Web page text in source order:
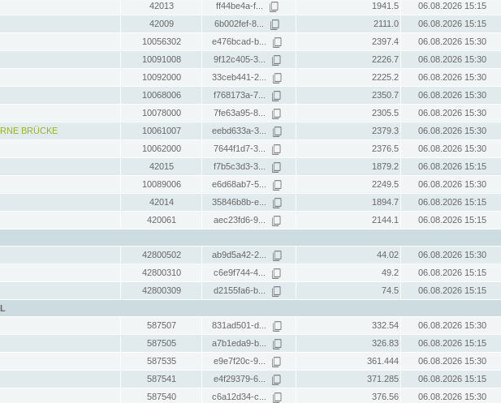
42013 ff44be4a-f... 1941.5
06.08.2026 15:15
42009 6b002fef-8... 2111.0
06.08.2026 15:15
10056302 e476bcad-b... 2397.4
06.08.2026 15:30
10091008 9f12c405-3... 2226.7
06.08.2026 15:30
10092000 33ceb441-2... 2225.2
06.08.2026 15:30
10068006 f768173a-7... 2350.7
06.08.2026 15:30
10078000 7fe63a95-8... 2305.5
06.08.2026 15:30
BRÜCKE
10061007 eebd633a-3... 2379.3
06.08.2026 15:30
10062000 7644f1d7-3... 2376.5
06.08.2026 15:30
42015 f7b5c3d3-3... 1879.2
06.08.2026 15:15
10089006 e6d68ab7-5... 2249.5
06.08.2026 15:30
42014 35846b8b-e... 1894.7
06.08.2026 15:15
420061 aec23fd6-9... 2144.1
06.08.2026 15:15
42800502 ab9d5a42-2... 44.02
06.08.2026 15:30
42800310 c6e9f744-4... 49.2
06.08.2026 15:15
42800309 d2155fa6-b... 74.5
06.08.2026 15:15
587507 831ad501-d... 332.54
06.08.2026 15:30
587505 a7b1eda9-b... 326.83
06.08.2026 15:15
587535 e9e7f20c-9... 361.444
06.08.2026 15:30
587541 e4f29379-6... 371.285
06.08.2026 15:15
587540 c6a12d34-c... 376.56
06.08.2026 15:30